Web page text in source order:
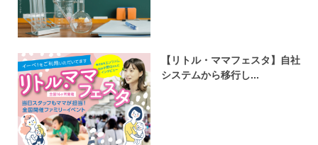
【リトル・ママフェスタ】自社
システムから移行し...